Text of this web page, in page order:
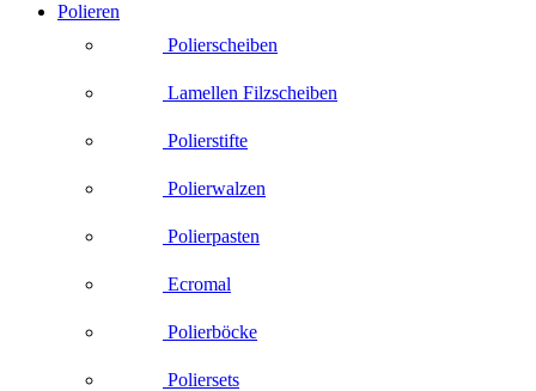
Polieren
Polierscheiben
Lamellen Filzscheiben
Polierstifte
Polierwalzen
Polierpasten
Ecromal
Polierböcke
Poliersets